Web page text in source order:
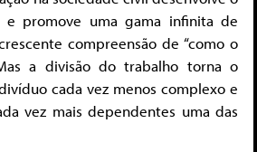
promove uma gama infinita de
compreensão de “como o
a divisão do trabalho torna o
cada vez menos complexo e
vez mais dependentes uma das